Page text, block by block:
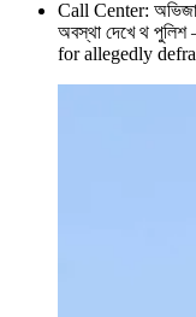
Call Center:
অবস্থা দেখে থ
for allegedly